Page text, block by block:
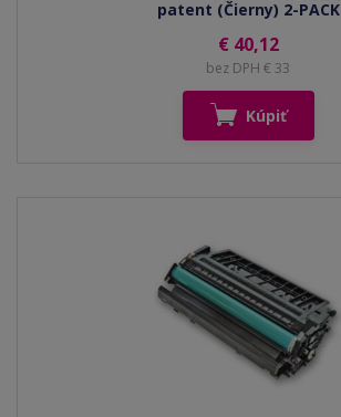
patent (Čierny) 2-PACK
€ 40,12
bez DPH € 33
Kúpiť